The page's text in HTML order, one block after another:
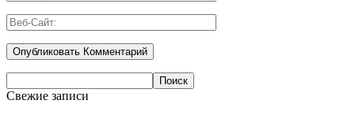
Свежие записи